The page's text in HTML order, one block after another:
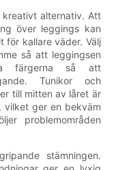
alternativ. Att
över leggings kan
för kallare väder. Välj
så att leggingsen
färgerna så att
Tunikor och
till mitten av låret är
ger en bekväm
problemområden
stämningen.